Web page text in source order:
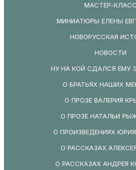
МАСТЕР-КЛАСС
МИНИАТЮРЫ ЕЛЕНЫ
НОВОРУССКАЯ
НОВОСТИ
НУ НА КОЙ СДАЛСЯ ЕМУ
О БРАТЬЯХ НАШИХ
О ПРОЗЕ ВАЛЕРИЯ
О ПРОЗЕ НАТАЛЬИ
О ПРОИЗВЕДЕНИЯХ
О РАССКАЗАХ
О РАССКАЗАХ АНДРЕЯ